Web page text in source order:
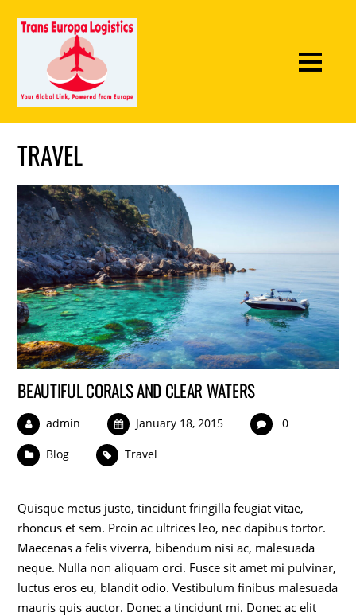
TRAVEL
BEAUTIFUL CORALS AND CLEAR WATERS
admin January 18, 2015 0
Blog Travel
Quisque metus justo, tincidunt fringilla feugiat vitae,
rhoncus et sem. Proin ac ultrices leo, nec dapibus tortor.
Maecenas a felis viverra, bibendum nisi ac, malesuada
neque. Nulla non aliquam orci. Fusce sit amet mi pulvinar,
luctus eros eu, blandit odio. Vestibulum finibus malesuada
mauris quis auctor. Donec a tincidunt mi. Donec ac elit